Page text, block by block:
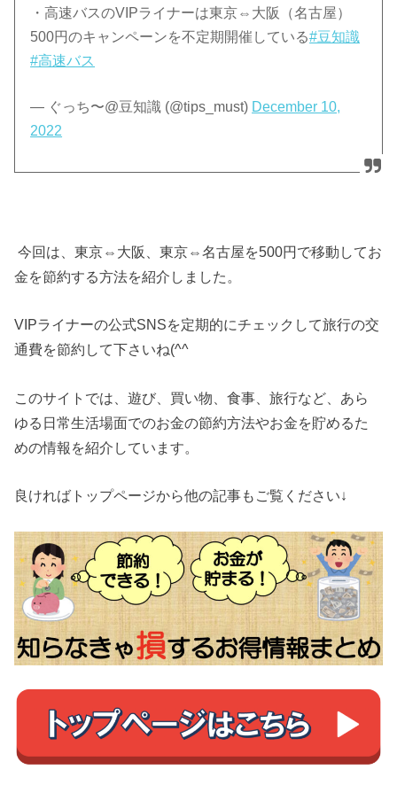
・高速バスのVIPライナーは東京⇔大阪（名古屋）
500円のキャンペーンを不定期開催している#豆知識
#高速バス
— ぐっち〜@豆知識 (@tips_must) December 10,
2022
今回は、東京⇔大阪、東京⇔名古屋を500円で移動してお
金を節約する方法を紹介しました。
VIPライナーの公式SNSを定期的にチェックして旅行の交
通費を節約して下さいね(^^
このサイトでは、遊び、買い物、食事、旅行など、あら
ゆる日常生活場面でのお金の節約方法やお金を貯めるた
めの情報を紹介しています。
良ければトップページから他の記事もご覧ください↓